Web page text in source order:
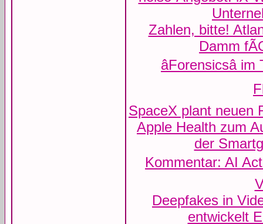
Zahlen, bitte!
Damm
âForensicsâ
SpaceX plant neuen
Apple Health zum
der
Kommentar: AI Act
Deepfakes in
entwickelt